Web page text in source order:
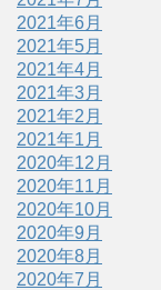
2021年6月
2021年5月
2021年4月
2021年3月
2021年2月
2021年1月
2020年12月
2020年11月
2020年10月
2020年9月
2020年8月
2020年7月